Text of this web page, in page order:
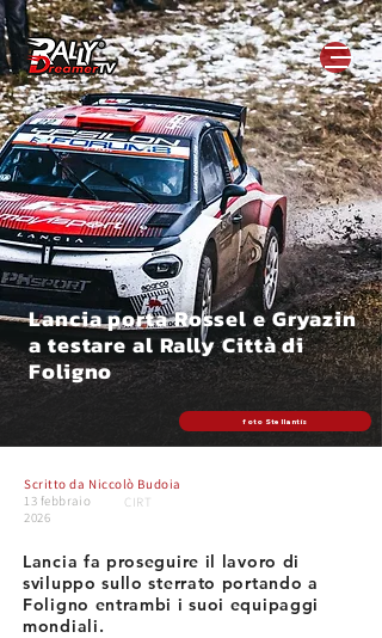
Lancia porta Rossel e Gryazin
a testare al Rally Città di
Foligno
foto Stellantis
Scritto da Niccolò Budoia
13 febbraio
2026
CIRT
Lancia fa proseguire il lavoro di
sviluppo sullo sterrato portando a
Foligno entrambi i suoi equipaggi
mondiali.